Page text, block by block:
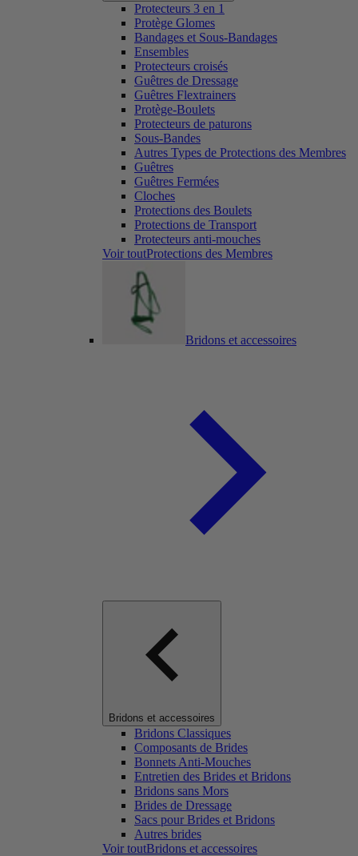
Protecteurs 3 en 1
Protège Glomes
Bandages et Sous-Bandages
Ensembles
Protecteurs croisés
Guêtres de Dressage
Guêtres Flextrainers
Protège-Boulets
Protecteurs de paturons
Sous-Bandes
Autres Types de Protections des Membres
Guêtres
Guêtres Fermées
Cloches
Protections des Boulets
Protections de Transport
Protecteurs anti-mouches
Voir toutProtections des Membres
Bridons et accessoires
Bridons et accessoires
Bridons Classiques
Composants de Brides
Bonnets Anti-Mouches
Entretien des Brides et Bridons
Bridons sans Mors
Brides de Dressage
Sacs pour Brides et Bridons
Autres brides
Voir toutBridons et accessoires